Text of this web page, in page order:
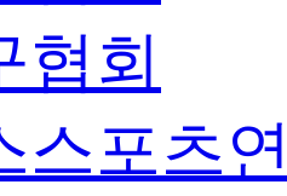
협회
스포츠